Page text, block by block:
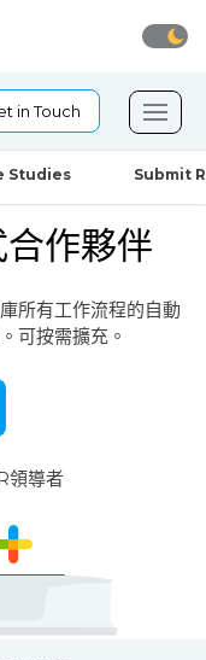
in Touch
Studies Submit
作夥伴
所有工作流程的自動
可按需擴充。
領導者